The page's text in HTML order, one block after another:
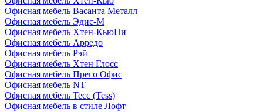
Офисная мебель Васанта Металл
Офисная мебель Эдис-M
Офисная мебель Хтен-КьюПи
Офисная мебель Арредо
Офисная мебель Рэй
Офисная мебель Хтен Глосс
Офисная мебель Прего Офис
Офисная мебель NT
Офисная мебель Тесс (Tess)
Офисная мебель в стиле Лофт